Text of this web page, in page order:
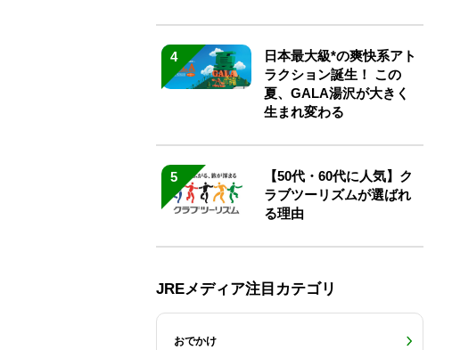
4
日本最大級*の爽快系アト
ラクション誕生！ この
夏、GALA湯沢が大きく
生まれ変わる
5
【50代・60代に人気】ク
ラブツーリズムが選ばれ
る理由
JREメディア注目カテゴリ
おでかけ